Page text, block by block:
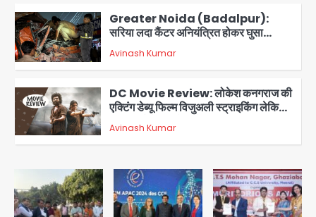
4
Greater Noida (Badalpur):
सरिया लदा कैंटर अनियंत्रित होकर घुसा
किराना दुकान में , ड्राइवर की मौत
Avinash Kumar
5
DC Movie Review: लोकेश कनगराज की
एक्टिंग डेब्यू फिल्म विजुअली स्ट्राइकिंग लेकिन
स्क्रीनप्ले में कमजोर, लेकिन कहानी अधूरी रह
गई, 3 स्टार रेटिंग
Avinash Kumar
1
Felix Hospital Noida: फेलिक्स
हॉस्पिटल और नोएडा लोक मंच की पहल, अब
सिर्फ 30 रुपये में मिलेगी 24 घंटे ऑनलाइन
डॉक्टर परामर्श सुविधा
Avinash Kumar